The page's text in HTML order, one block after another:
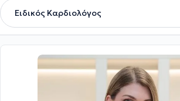
Ειδικός Καρδιολόγος